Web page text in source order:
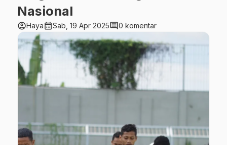
Nasional
account_circleHayacalendar_monthSab, 19 Apr 2025comment0 komentar